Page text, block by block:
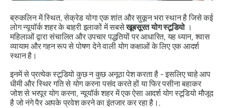
ब्रुकलिन में स्थित, सेक्रेड योगा एक शांत और सुकून भरा स्थान है जिसे कई
लोग न्यूयॉर्क शहर के बाहरी इलाकों में सबसेखूबसूरत योग स्टूडियो।
महिलाओं द्वारा संचालित और उपचार पद्धतियों पर आधारित, यह ध्यान, श्वास
व्यायाम और गहन रूप से पोषण देने वाली योग कक्षाओं के लिए एक आदर्श
स्थान है।
इनमें से प्रत्येक स्टूडियो कुछ न कुछ अनूठा पेश करता है - इसलिए चाहे आप
धीमी और स्थिर गति से योग करना पसंद करते हों या फिर पसीना बहाकर
जोश से भरपूर योग करना, न्यूयॉर्क शहर में एक ऐसा आदर्श योग स्टूडियो मौजूद
है जो नंगे पैर आपके प्रवेश करने का इंतजार कर रहा है।.